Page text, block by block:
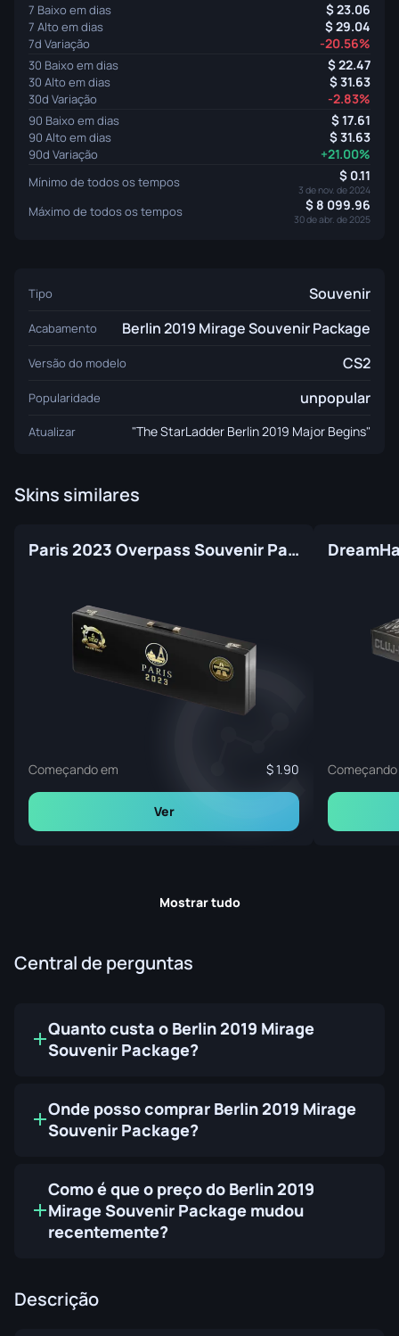
7 Baixo em dias 23.06
7 Alto em dias 29.04
7d Variação -20.56%
30 Baixo em dias 22.47
30 Alto em dias 31.63
30d Variação -2.83%
90 Baixo em dias 17.61
90 Alto em dias 31.63
90d Variação +21.00%
Mínimo de todos os tempos 0.11
3 de nov. de 2024
Máximo de todos os tempos 8 099.96
30 de abr. de 2025
Tipo Souvenir
Acabamento Berlin 2019 Mirage Souvenir Package
Versão do modelo CS2
Popularidade unpopular
Atualizar "The StarLadder Berlin 2019 Major Begins"
Skins similares
Paris 2023 Overpass Souvenir Package
Começando em 1.90
Ver
Mostrar tudo
Central de perguntas
Quanto custa o Berlin 2019 Mirage
Souvenir Package?
Onde posso comprar Berlin 2019 Mirage
Souvenir Package?
Como é que o preço do Berlin 2019
Mirage Souvenir Package mudou
recentemente?
Descrição